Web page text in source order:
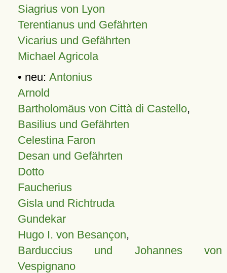
Siagrius von Lyon
Terentianus und Gefährten
Vicarius und Gefährten
Michael Agricola
• neu: Antonius
Arnold
Bartholomäus von Città di Castello,
Basilius und Gefährten
Celestina Faron
Desan und Gefährten
Dotto
Faucherius
Gisla und Richtruda
Gundekar
Hugo I. von Besançon,
Barduccius und Johannes von
Vespignano